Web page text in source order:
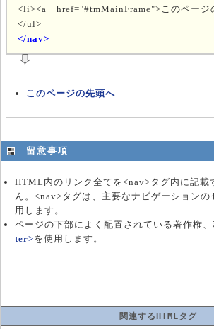
<li><a href="#tmMainFrame">このページ
</ul>
</nav>
このページの先頭へ
留意事項
HTML内のリンク全てを<nav>タグ内に記載
ん。<nav>タグは、主要なナビゲーションの
用します。
ページの下部によく配置されている著作権
ter>を使用します。
関連するHTMLタグ